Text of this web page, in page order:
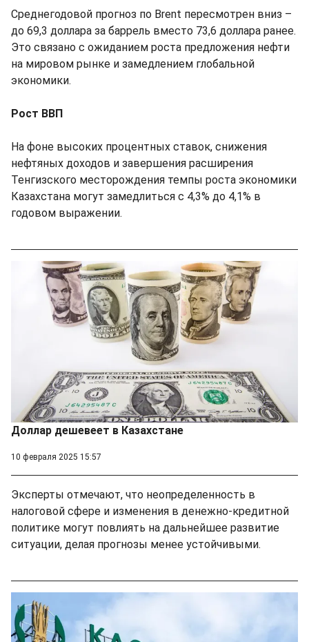
Среднегодовой прогноз по Brent пересмотрен вниз –
до 69,3 доллара за баррель вместо 73,6 доллара ранее.
Это связано с ожиданием роста предложения нефти
на мировом рынке и замедлением глобальной
экономики.
Рост ВВП
На фоне высоких процентных ставок, снижения
нефтяных доходов и завершения расширения
Тенгизского месторождения темпы роста экономики
Казахстана могут замедлиться с 4,3% до 4,1% в
годовом выражении.
Доллар дешевеет в Казахстане
10 февраля 2025 15:57
Эксперты отмечают, что неопределенность в
налоговой сфере и изменения в денежно-кредитной
политике могут повлиять на дальнейшее развитие
ситуации, делая прогнозы менее устойчивыми.